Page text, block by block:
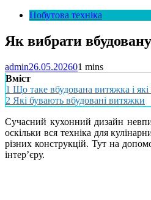
Побутова техніка
Як вибрати
admin26.05.202601 mins
Вміст
1 Що таке вбудована витяжка і які
2 Які бувають вбудовані витяжки
Сучасний кухонний дизайн
оскільки вся техніка для
різних конструкцій. Тут на
інтер’єру.